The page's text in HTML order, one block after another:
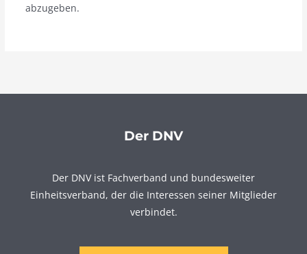
abzugeben.
Der DNV
Der DNV ist Fachverband und bundesweiter
Einheitsverband, der die Interessen seiner Mitglieder
verbindet.